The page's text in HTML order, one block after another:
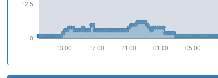
0
12.5
05:00
01:00
21:00
17:00
13:00